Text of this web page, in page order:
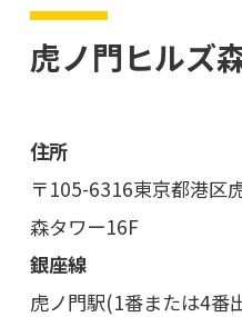
虎ノ門ヒルズ
住所
〒105-6316東京都港区
森タワー16F
銀座線
虎ノ門駅(1番または4番